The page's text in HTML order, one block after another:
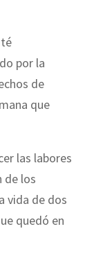
por la
de
que
las labores
de los
vida de dos
quedó en